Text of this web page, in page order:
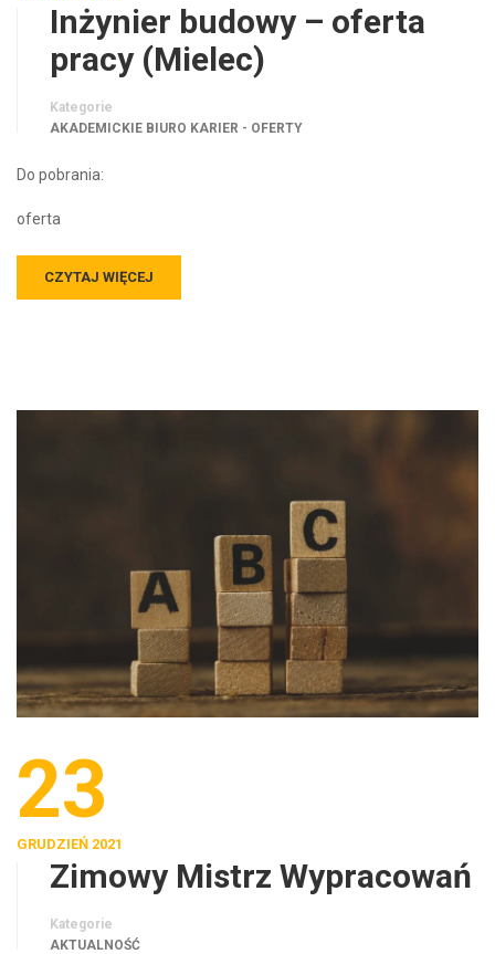
Inżynier budowy – oferta
pracy (Mielec)
Kategorie
AKADEMICKIE BIURO KARIER - OFERTY
Do pobrania:
oferta
CZYTAJ WIĘCEJ
23
GRUDZIEŃ 2021
Zimowy Mistrz Wypracowań
Kategorie
AKTUALNOŚĆ